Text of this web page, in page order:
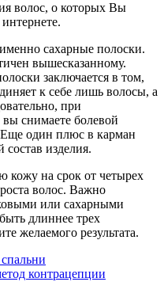
волос, о которых Вы
сахарные полоски.
вышесказанному.
заключается в том,
к себе лишь волосы, а
при
снимаете болевой
один плюс в карман
изделия.
кожу на срок от четырех
волос. Важно
или сахарными
длиннее трех
желаемого результата.
контрацепции